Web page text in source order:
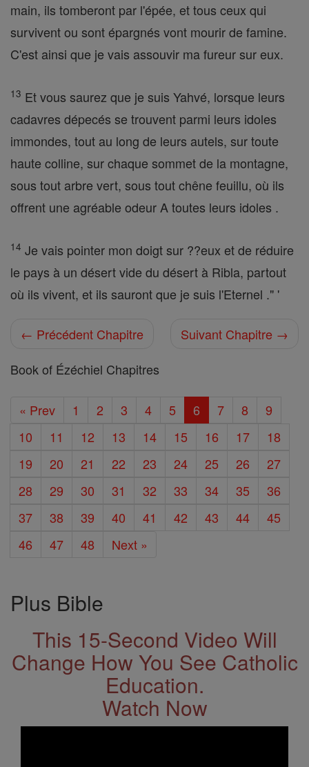
main, ils tomberont par l'épée, et tous ceux qui
survivent ou sont épargnés vont mourir de famine.
C'est ainsi que je vais assouvir ma fureur sur eux.
13 Et vous saurez que je suis Yahvé, lorsque leurs
cadavres dépecés se trouvent parmi leurs idoles
immondes, tout au long de leurs autels, sur toute
haute colline, sur chaque sommet de la montagne,
sous tout arbre vert, sous tout chêne feuillu, où ils
offrent une agréable odeur A toutes leurs idoles .
14 Je vais pointer mon doigt sur ??eux et de réduire
le pays à un désert vide du désert à Ribla, partout
où ils vivent, et ils sauront que je suis l'Eternel ." '
← Précédent Chapitre
Suivant Chapitre →
Book of Ézéchiel Chapitres
« Prev 1 2 3 4 5 6 7 8
9
10
11 12 13 14 15 16 17
18
19
20 21 22 23 24 25 26
27
28
29 30 31 32 33 34 35
36
37
38 39 40 41 42 43 44
45
46
47 48 Next »
Plus Bible
This 15-Second Video Will
Change How You See Catholic
Education.
Watch Now